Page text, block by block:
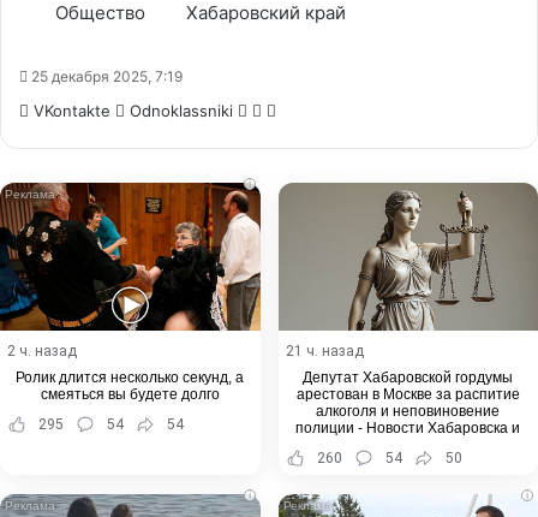
Общество
Хабаровский край
25 декабря 2025, 7:19
VKontakte Odnoklassniki WhatsApp
Telegram
i
2 ч. назад
Ролик длится несколько секунд, а
смеяться вы будете долго
295
54 54
21 ч. назад
Депутат Хабаровской гордумы
арестован в Москве за распитие
алкоголя и неповиновение
полиции - Новости Хабаровска и
260 54 50
i i